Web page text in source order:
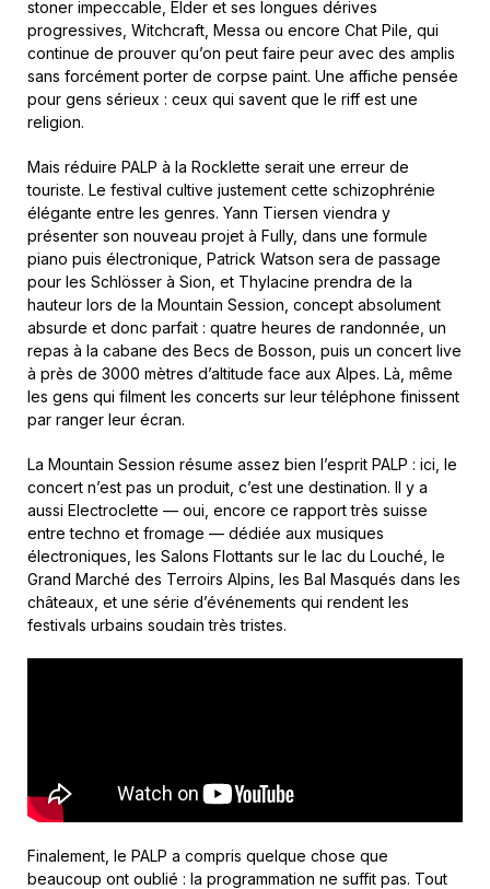
stoner impeccable, Elder et ses longues dérives
progressives, Witchcraft, Messa ou encore Chat Pile, qui
continue de prouver qu’on peut faire peur avec des amplis
sans forcément porter de corpse paint. Une affiche pensée
pour gens sérieux : ceux qui savent que le riff est une
religion.
Mais réduire PALP à la Rocklette serait une erreur de
touriste. Le festival cultive justement cette schizophrénie
élégante entre les genres. Yann Tiersen viendra y
présenter son nouveau projet à Fully, dans une formule
piano puis électronique, Patrick Watson sera de passage
pour les Schlösser à Sion, et Thylacine prendra de la
hauteur lors de la Mountain Session, concept absolument
absurde et donc parfait : quatre heures de randonnée, un
repas à la cabane des Becs de Bosson, puis un concert live
à près de 3000 mètres d’altitude face aux Alpes. Là, même
les gens qui filment les concerts sur leur téléphone finissent
par ranger leur écran.
La Mountain Session résume assez bien l’esprit PALP : ici, le
concert n’est pas un produit, c’est une destination. Il y a
aussi Electroclette — oui, encore ce rapport très suisse
entre techno et fromage — dédiée aux musiques
électroniques, les Salons Flottants sur le lac du Louché, le
Grand Marché des Terroirs Alpins, les Bal Masqués dans les
châteaux, et une série d’événements qui rendent les
festivals urbains soudain très tristes.
Finalement, le PALP a compris quelque chose que
beaucoup ont oublié : la programmation ne suffit pas. Tout